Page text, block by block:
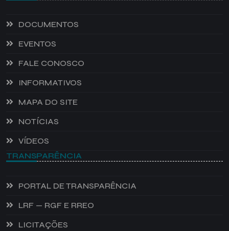
DOCUMENTOS
EVENTOS
FALE CONOSCO
INFORMATIVOS
MAPA DO SITE
NOTÍCIAS
VÍDEOS
TRANSPARÊNCIA
PORTAL DE TRANSPARÊNCIA
LRF — RGF E RREO
LICITAÇÕES